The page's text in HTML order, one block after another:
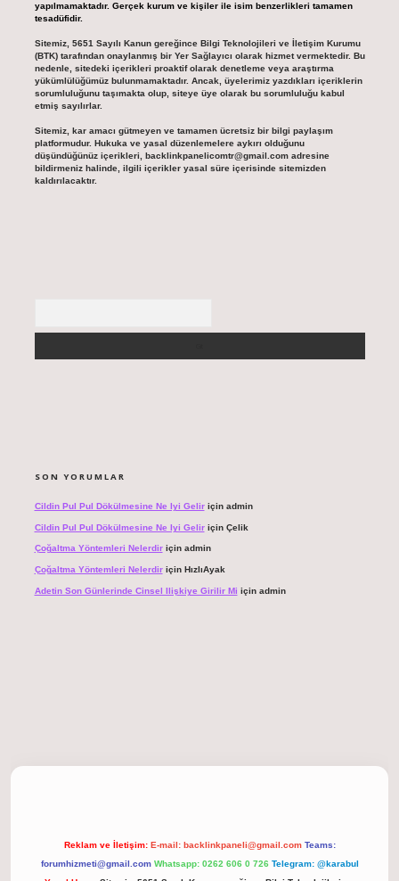
yapılmamaktadır. Gerçek kurum ve kişiler ile isim benzerlikleri tamamen
tesadüfidir.
Sitemiz, 5651 Sayılı Kanun gereğince Bilgi Teknolojileri ve İletişim Kurumu
(BTK) tarafından onaylanmış bir Yer Sağlayıcı olarak hizmet vermektedir. Bu
nedenle, sitedeki içerikleri proaktif olarak denetleme veya araştırma
yükümlülüğümüz bulunmamaktadır. Ancak, üyelerimiz yazdıkları içeriklerin
sorumluluğunu taşımakta olup, siteye üye olarak bu sorumluluğu kabul
etmiş sayılırlar.
Sitemiz, kar amacı gütmeyen ve tamamen ücretsiz bir bilgi paylaşım
platformudur. Hukuka ve yasal düzenlemelere aykırı olduğunu
düşündüğünüz içerikleri, backlinkpanelicomtr@gmail.comadresine
bildirmeniz halinde, ilgili içerikler yasal süre içerisinde sitemizden
kaldırılacaktır.
SON YORUMLAR
Cildin Pul Pul Dökülmesine Ne Iyi Geliriçin admin
Cildin Pul Pul Dökülmesine Ne Iyi Geliriçin Çelik
Çoğaltma Yöntemleri Nelerdiriçin admin
Çoğaltma Yöntemleri Nelerdiriçin HızlıAyak
Adetin Son Günlerinde Cinsel Ilişkiye Girilir Mi için admin
Reklam ve İletişim: E-mail: backlinkpaneli@gmail.com Teams:
forumhizmeti@gmail.com Whatsapp: 0262 606 0 726 Telegram: @karabul